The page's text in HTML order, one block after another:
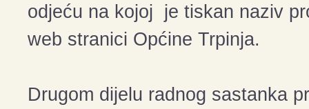
odjeću na kojoj je tiskan naziv
web stranici Općine Trpinja.
Drugom dijelu radnog sastanka